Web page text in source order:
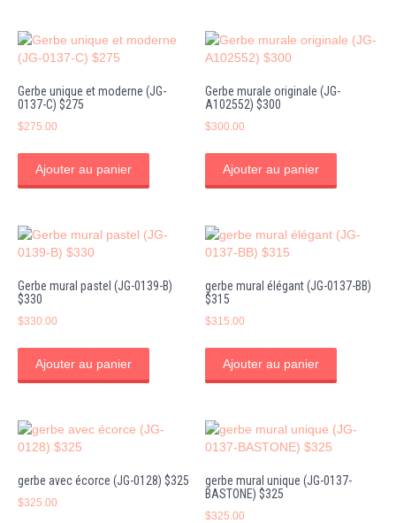
Gerbe unique et moderne (JG-
0137-C) $275
$275.00
Ajouter au panier
Gerbe murale originale (JG-
A102552) $300
$300.00
Ajouter au panier
Gerbe mural pastel (JG-0139-B)
$330
$330.00
Ajouter au panier
gerbe mural élégant (JG-0137-BB)
$315
$315.00
Ajouter au panier
gerbe avec écorce (JG-0128) $325
$325.00
gerbe mural unique (JG-0137-
BASTONE) $325
$325.00